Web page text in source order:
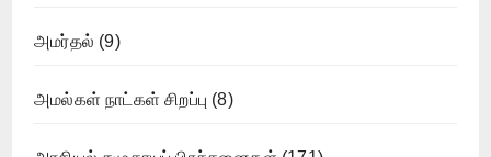
அமர்தல் (9)
அமல்கள் நாட்கள் சிறப்பு (8)